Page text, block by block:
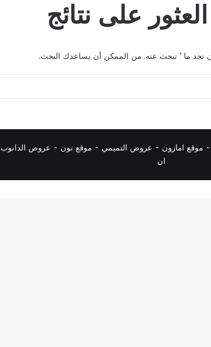
على نتائج
أن نجد ما ’ تبحث عنه. من الممكن أن يساعدك البحث.
- موقع امازون - عروض التميمي - موقع نون - عروض الدانوب
ان